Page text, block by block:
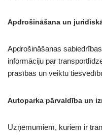
Apdrošināšana un
Apdrošināšanas
informāciju par
prasības un veiktu
Autoparka pārvaldība un
Uzņēmumiem, kuriem ir